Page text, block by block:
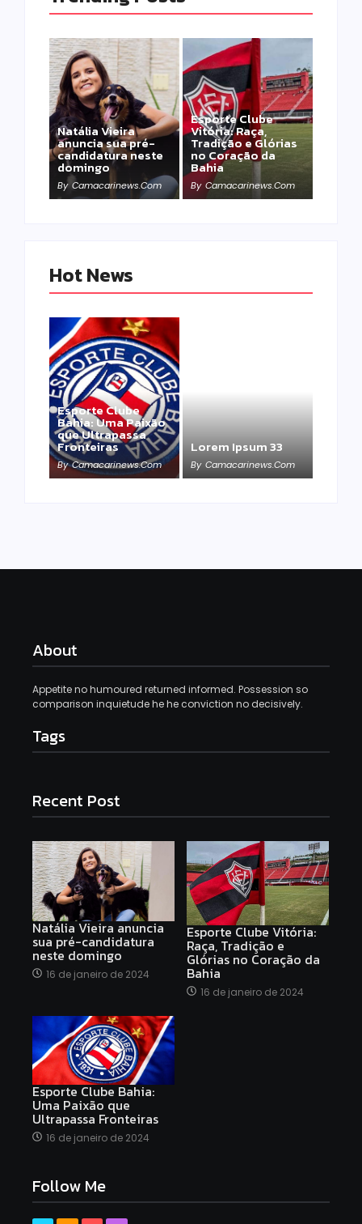
Natália Vieira
anuncia sua pré-
candidatura neste
domingo
By Camacarinews.com
Esporte Clube
Vitória: Raça,
Tradição e Glórias
no Coração da
Bahia
By Camacarinews.com
Hot News
Esporte Clube
Bahia: Uma Paixão
que Ultrapassa
Fronteiras
By Camacarinews.com
Lorem Ipsum 33
By Camacarinews.com
About
Appetite no humoured returned informed. Possession so
comparison inquietude he he conviction no decisively.
Tags
Recent Post
Natália Vieira anuncia
sua pré-candidatura
neste domingo
16 de janeiro de 2024
Esporte Clube Vitória:
Raça, Tradição e
Glórias no Coração da
Bahia
16 de janeiro de 2024
Esporte Clube Bahia:
Uma Paixão que
Ultrapassa Fronteiras
16 de janeiro de 2024
Follow Me